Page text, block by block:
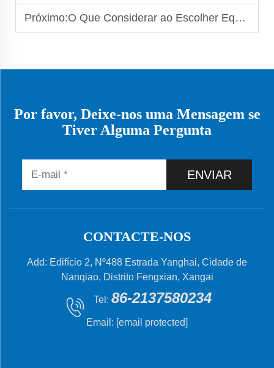
Próximo:O Que Considerar ao Escolher Equipamentos para Lavanderia 24 Horas?
Por favor, Deixe-nos uma Mensagem se
Tiver Alguma Pergunta
ENVIAR
CONTACTE-NOS
Add: Edifício 2, Nº488 Estrada Yanghai, Cidade de
Nanqiao, Distrito Fengxian, Xangai
Tel: 86-2137580234
Email: [email protected]